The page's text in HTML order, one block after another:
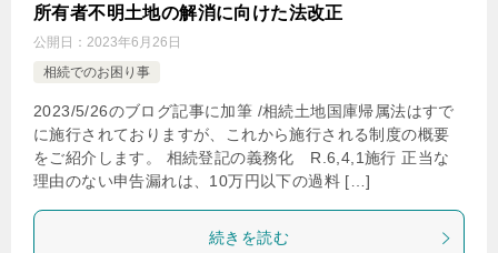
所有者不明土地の解消に向けた法改正
公開日： 2023年6月26日
相続でのお困り事
2023/5/26のブログ記事に加筆 /相続土地国庫帰属法はすで
に施行されておりますが、これから施行される制度の概要
をご紹介します。 相続登記の義務化 R.6,4,1施行 正当な
理由のない申告漏れは、10万円以下の過料 […]
続きを読む